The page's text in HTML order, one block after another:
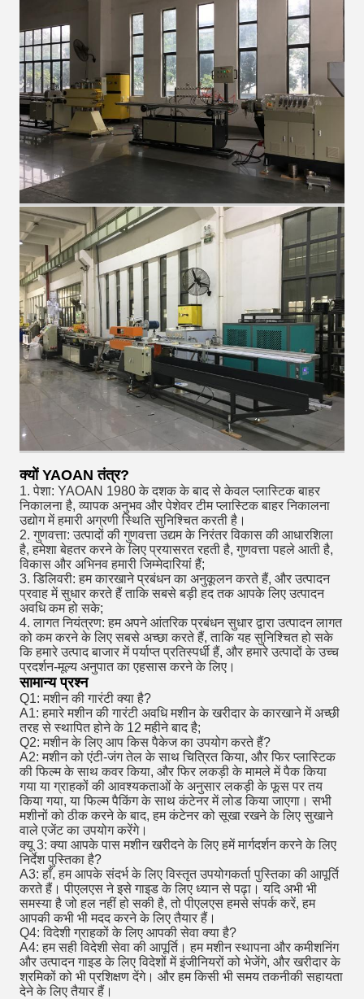
क्यों YAOAN तंत्र?
1. पेशा: YAOAN 1980 के दशक के बाद से केवल प्लास्टिक बाहर
निकालना है, व्यापक अनुभव और पेशेवर टीम प्लास्टिक बाहर निकालना
उद्योग में हमारी अग्रणी स्थिति सुनिश्चित करती है।
2. गुणवत्ता: उत्पादों की गुणवत्ता उद्यम के निरंतर विकास की आधारशिला
है, हमेशा बेहतर करने के लिए प्रयासरत रहती है, गुणवत्ता पहले आती है,
विकास और अभिनव हमारी जिम्मेदारियां हैं;
3. डिलिवरी: हम कारखाने प्रबंधन का अनुकूलन करते हैं, और उत्पादन
प्रवाह में सुधार करते हैं ताकि सबसे बड़ी हद तक आपके लिए उत्पादन
अवधि कम हो सके;
4. लागत नियंत्रण: हम अपने आंतरिक प्रबंधन सुधार द्वारा उत्पादन लागत
को कम करने के लिए सबसे अच्छा करते हैं, ताकि यह सुनिश्चित हो सके
कि हमारे उत्पाद बाजार में पर्याप्त प्रतिस्पर्धी हैं, और हमारे उत्पादों के उच्च
प्रदर्शन-मूल्य अनुपात का एहसास करने के लिए।
सामान्य प्रश्न
Q1: मशीन की गारंटी क्या है?
A1: हमारे मशीन की गारंटी अवधि मशीन के खरीदार के कारखाने में अच्छी
तरह से स्थापित होने के 12 महीने बाद है;
Q2: मशीन के लिए आप किस पैकेज का उपयोग करते हैं?
A2: मशीन को एंटी-जंग तेल के साथ चित्रित किया, और फिर प्लास्टिक
की फिल्म के साथ कवर किया, और फिर लकड़ी के मामले में पैक किया
गया या ग्राहकों की आवश्यकताओं के अनुसार लकड़ी के फूस पर तय
किया गया, या फिल्म पैकिंग के साथ कंटेनर में लोड किया जाएगा। सभी
मशीनों को ठीक करने के बाद, हम कंटेनर को सूखा रखने के लिए सुखाने
वाले एजेंट का उपयोग करेंगे।
क्यू 3: क्या आपके पास मशीन खरीदने के लिए हमें मार्गदर्शन करने के लिए
निर्देश पुस्तिका है?
A3: हाँ, हम आपके संदर्भ के लिए विस्तृत उपयोगकर्ता पुस्तिका की आपूर्ति
करते हैं। पीएलएस ने इसे गाइड के लिए ध्यान से पढ़ा। यदि अभी भी
समस्या है जो हल नहीं हो सकी है, तो पीएलएस हमसे संपर्क करें, हम
आपकी कभी भी मदद करने के लिए तैयार हैं।
Q4: विदेशी ग्राहकों के लिए आपकी सेवा क्या है?
A4: हम सही विदेशी सेवा की आपूर्ति। हम मशीन स्थापना और कमीशनिंग
और उत्पादन गाइड के लिए विदेशों में इंजीनियरों को भेजेंगे, और खरीदार के
श्रमिकों को भी प्रशिक्षण देंगे। और हम किसी भी समय तकनीकी सहायता
देने के लिए तैयार हैं।